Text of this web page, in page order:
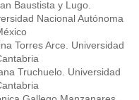
Baustista y Lugo.
Nacional Autónoma
Torres Arce. Universidad
Truchuelo. Universidad